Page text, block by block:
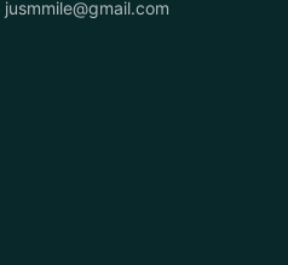
jusmmile@gmail.com